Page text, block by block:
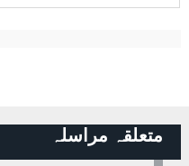
متعلقہ مراسلہ